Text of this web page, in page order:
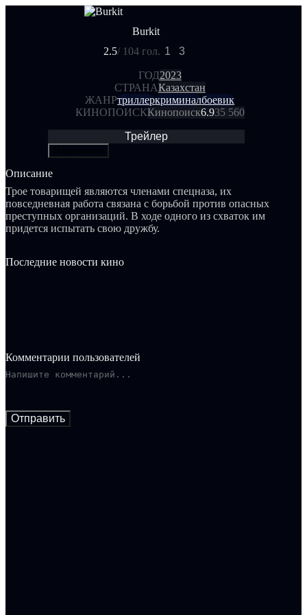
Burkit
2.5/ 104 гол. 1 3
ГОД2023
СТРАНАКазахстан
ЖАНРтриллеркриминалбоевик
КИНОПОИСККинопоиск6.935 560
Трейлер
Описание
Трое товарищей являются членами спецназа, их
повседневная работа связана с борьбой против опасных
преступных организаций. В ходе одного из схваток им
придется испытать свою дружбу.
Последние новости кино
Комментарии пользователей
Отправить